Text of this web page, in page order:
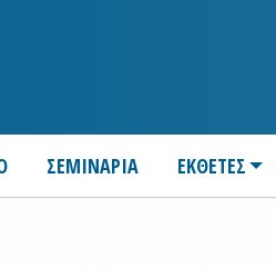
ΣΕΜΙΝΑΡΙΑ ΕΚΘΕΤΕΣ